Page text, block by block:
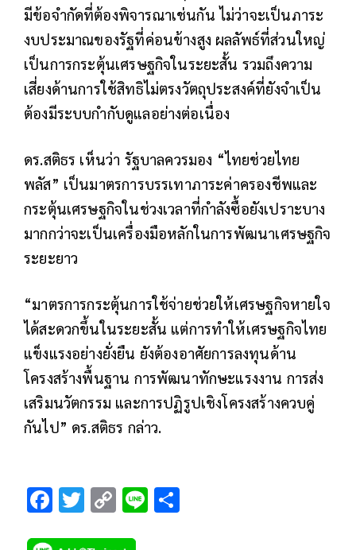
มีข้อจำกัดที่ต้องพิจารณาเช่นกัน ไม่ว่าจะเป็นภาระ
งบประมาณของรัฐที่ค่อนข้างสูง ผลลัพธ์ที่ส่วนใหญ่
เป็นการกระตุ้นเศรษฐกิจในระยะสั้น รวมถึงความ
เสี่ยงด้านการใช้สิทธิไม่ตรงวัตถุประสงค์ที่ยังจำเป็น
ต้องมีระบบกำกับดูแลอย่างต่อเนื่อง
ดร.สติธร เห็นว่า รัฐบาลควรมอง “ไทยช่วยไทย
พลัส” เป็นมาตรการบรรเทาภาระค่าครองชีพและ
กระตุ้นเศรษฐกิจในช่วงเวลาที่กำลังซื้อยังเปราะบาง
มากกว่าจะเป็นเครื่องมือหลักในการพัฒนาเศรษฐกิจ
ระยะยาว
“มาตรการกระตุ้นการใช้จ่ายช่วยให้เศรษฐกิจหายใจ
ได้สะดวกขึ้นในระยะสั้น แต่การทำให้เศรษฐกิจไทย
แข็งแรงอย่างยั่งยืน ยังต้องอาศัยการลงทุนด้าน
โครงสร้างพื้นฐาน การพัฒนาทักษะแรงงาน การส่ง
เสริมนวัตกรรม และการปฏิรูปเชิงโครงสร้างควบคู่
กันไป” ดร.สติธร กล่าว.
F T C Li